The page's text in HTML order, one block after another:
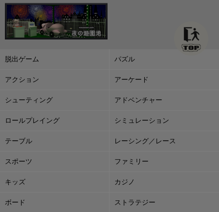
脱出ゲーム パズル
アクション アーケード
シューティング アドベンチャー
ロールプレイング シミュレーション
テーブル レーシング／レース
スポーツ ファミリー
キッズ カジノ
ボード ストラテジー